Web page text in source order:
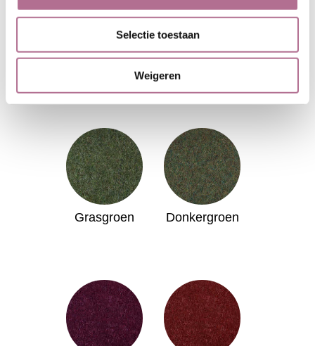
Selectie toestaan
Weigeren
Donkerblauw Grijsblauw
Grasgroen Donkergroen